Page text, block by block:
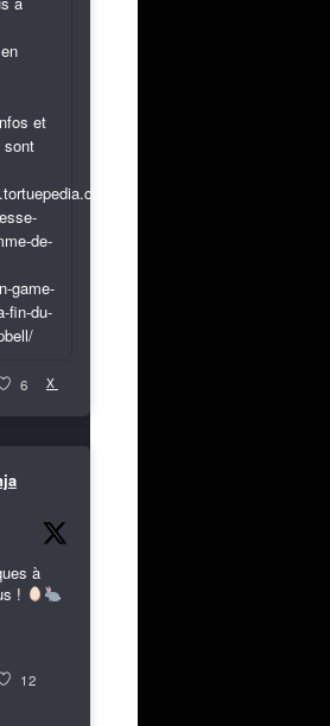
et
sont
2026/03/31/exclusif-
de-
game-
fin-du-
6 X
à
!
12